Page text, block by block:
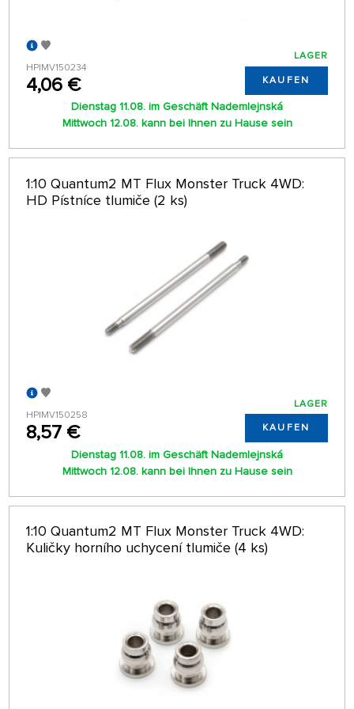
HPIMV150234
4,06 €
LAGER
KAUFEN
Dienstag 11.08. im Geschäft Nademlejnská
Mittwoch 12.08. kann bei Ihnen zu Hause sein
1:10 Quantum2 MT Flux Monster Truck 4WD:
HD Pístníce tlumiče (2 ks)
HPIMV150258
8,57 €
LAGER
KAUFEN
Dienstag 11.08. im Geschäft Nademlejnská
Mittwoch 12.08. kann bei Ihnen zu Hause sein
1:10 Quantum2 MT Flux Monster Truck 4WD:
Kuličky horního uchycení tlumiče (4 ks)